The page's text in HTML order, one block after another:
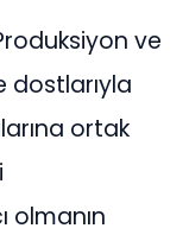
ve
dostlarıyla
ortak
olmanın